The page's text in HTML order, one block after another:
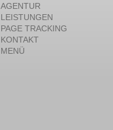
AGENTUR
LEISTUNGEN
PAGE TRACKING
KONTAKT
MENÜ